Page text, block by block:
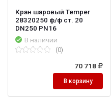
Кран шаровый Temper
28320250 ф/ф ст. 20
DN250 PN16
В наличии
(0)
70 718
В корзину